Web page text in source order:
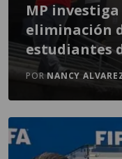
MP
eliminación
estudiantes
PORNANCY